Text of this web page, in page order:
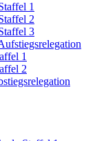
1
2
3
1
2